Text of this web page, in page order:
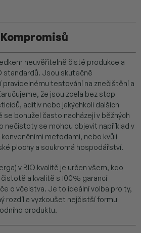
neuvěřitelně čisté produkce a
standardů. Jsou skutečně
pravidelnému testování na znečištění a
že jsou zcela bez stop
aditiv nebo jakýchkoli dalších
bohužel často nacházejí v běžných
nečistoty se mohou objevit například v
metodami, nebo kvůli
plochy a soukromá hospodářství.
v BIO kvalitě je určen všem, kdo
a kvalitě s 100% garancí
o včelstva. Je to ideální volba pro ty,
rozdíl a vyzkoušet nejčistší formu
produktu.